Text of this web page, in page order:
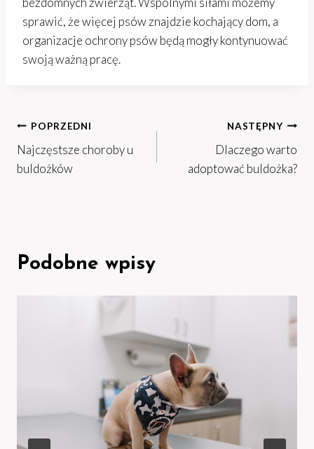
sprawić, że więcej psów znajdzie kochający dom, a
organizacje ochrony psów będą mogły kontynuować
swoją ważną pracę.
Nawigacja
wpisu
POPRZEDNI
Najczęstsze choroby u
buldożków
NASTĘPNY
Dlaczego warto
adoptować buldożka?
Podobne wpisy